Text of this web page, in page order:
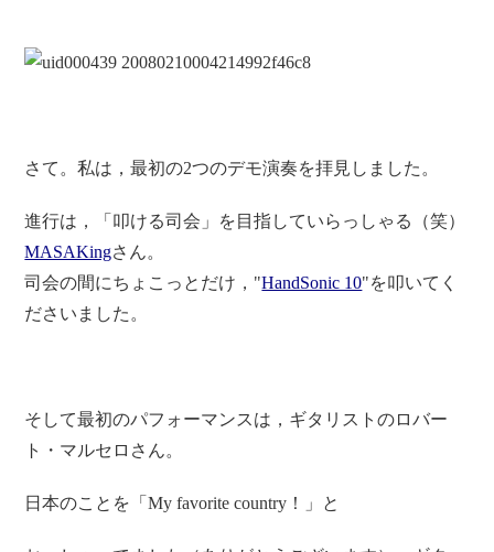
さて。私は，最初の2つのデモ演奏を拝見しました。
進行は，「叩ける司会」を 目指していらっしゃる（笑）
MASAKingさん。
司会の間にちょこっとだけ，"HandSonic 10"を叩いてく
ださいました。
そして最初のパフォーマンスは，ギタリストのロバー
ト・マルセロさん。
日本のことを「Myfavorite country！」と